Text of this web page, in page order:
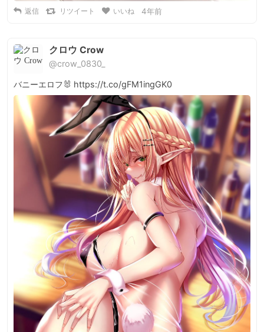
返信 リツイート いいね 4年前
クロウ Crow
@crow_0830_
バニーエロフ🐰 https://t.co/gFM1ingGK0